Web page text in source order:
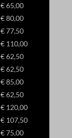
€ 65,00
€ 80,00
€ 77,50
€ 110,00
€ 62,50
€ 62,50
€ 85,00
€ 62,50
€ 120,00
€ 107,50
€ 75,00